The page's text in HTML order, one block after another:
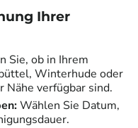
Ihrer
Sie, ob in Ihrem
Winterhude oder
Nähe verfügbar sind.
Wählen Sie Datum,